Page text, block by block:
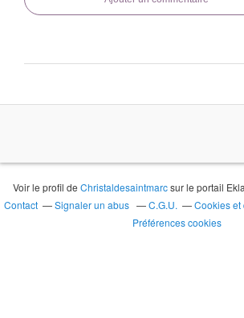
Voir le profil deChristaldesaintmarcsur le portail
Contact
Signaler un abus C.G.U.
Cookies
Préférences cookies